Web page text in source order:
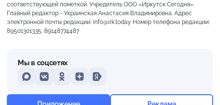
соответствующей пометкой. Учредитель ООО «Иркутск Сегодня».
Главный редактор - Украинская Анастасия Владимировна. Адрес
электронной почты редакции: info@irk.today Номер телефона редакции:
89501301335, 89148774487
Мы в соцсетях
MAXVKontakteOdnoklassniki
DzenYandex